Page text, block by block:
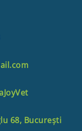
68, București